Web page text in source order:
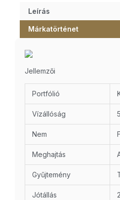
Leírás
Márkatörténet
Jellemzői
Portfólió
Vízállóság
Nem
Meghajtás
Gyűjtemény
Jótállás